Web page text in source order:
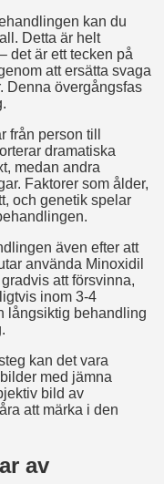
kan du
Detta är helt
det är ett tecken på
att ersätta svaga
Denna övergångsfas
från person till
dramatiska
medan andra
Faktorer som ålder,
och genetik spelar
även efter att
använda Minoxidil
att försvinna,
inom 3-4
långsiktig behandling
kan det vara
med jämna
bild av
att märka i den
av